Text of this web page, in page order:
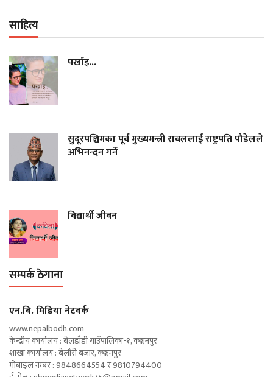
साहित्य
पर्खाइ...
सुदूरपश्चिमका पूर्व मुख्यमन्त्री रावललाई राष्ट्रपति पौडेलले
अभिनन्दन गर्ने
विद्यार्थी जीवन
सम्पर्क ठेगाना
एन‍.बि. मिडिया नेटवर्क
www.nepalbodh.com
केन्द्रीय कार्यालय : बेलडाँडी गाउँपालिका-१, कञ्चनपुर
शाखा कार्यालय : बेलौरी बजार, कञ्चनपुर
मोबाइल नम्बर : 9848664554 र 9810794400